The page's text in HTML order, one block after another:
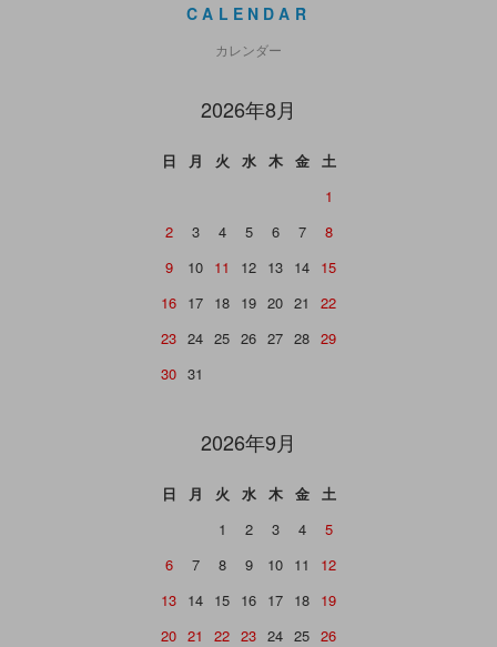
CALENDAR
カレンダー
2026年8月
日 月 火 水 木 金
土
1
2
3 4 5 6 7
8
9
10 11 12 13 14 15
16 17 18 19 20 21
22
23 24 25 26 27 28 29
30 31
2026年9月
日 月 火 水 木 金
土
1
2 3 4
5
6
7 8 9 10 11
12
13 14 15 16 17 18 19
20 21 22 23 24 25 26